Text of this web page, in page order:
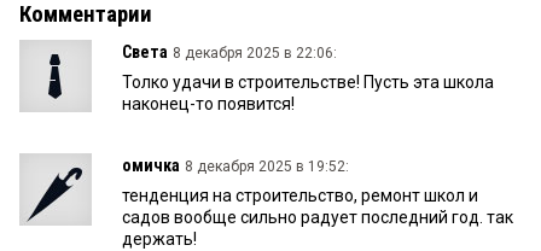
Комментарии
Света 8 декабря 2025 в 22:06:
Толко удачи в строительстве! Пусть эта школа
наконец-то появится!
омичка 8 декабря 2025 в 19:52:
тенденция на строительство, ремонт школ и
садов вообще сильно радует последний год. так
держать!